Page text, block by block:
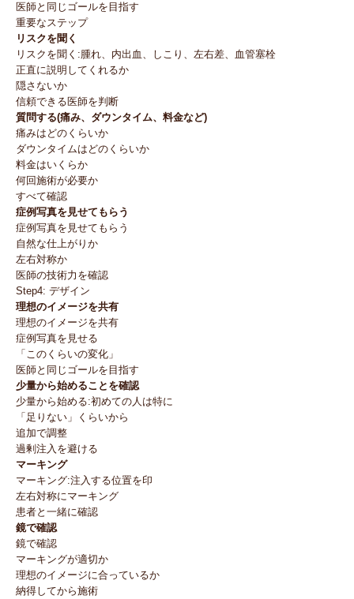
医師と同じゴールを目指す
重要なステップ
リスクを聞く
リスクを聞く:腫れ、内出血、しこり、左右差、血管塞栓
正直に説明してくれるか
隠さないか
信頼できる医師を判断
質問する(痛み、ダウンタイム、料金など)
痛みはどのくらいか
ダウンタイムはどのくらいか
料金はいくらか
何回施術が必要か
すべて確認
症例写真を見せてもらう
症例写真を見せてもらう
自然な仕上がりか
左右対称か
医師の技術力を確認
Step4: デザイン
理想のイメージを共有
理想のイメージを共有
症例写真を見せる
「このくらいの変化」
医師と同じゴールを目指す
少量から始めることを確認
少量から始める:初めての人は特に
「足りない」くらいから
追加で調整
過剰注入を避ける
マーキング
マーキング:注入する位置を印
左右対称にマーキング
患者と一緒に確認
鏡で確認
鏡で確認
マーキングが適切か
理想のイメージに合っているか
納得してから施術